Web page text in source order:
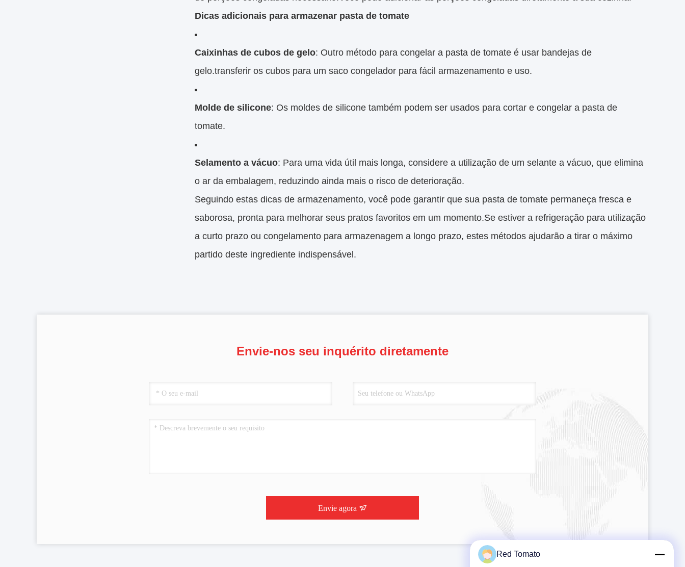
Dicas adicionais para armazenar pasta de tomate
Caixinhas de cubos de gelo: Outro método para congelar a pasta de tomate é usar bandejas de
gelo.transferir os cubos para um saco congelador para fácil armazenamento e uso.
Molde de silicone: Os moldes de silicone também podem ser usados para cortar e congelar a pasta de
tomate.
Selamento a vácuo: Para uma vida útil mais longa, considere a utilização de um selante a vácuo, que elimina
o ar da embalagem, reduzindo ainda mais o risco de deterioração.
Seguindo estas dicas de armazenamento, você pode garantir que sua pasta de tomate permaneça fresca e
saborosa, pronta para melhorar seus pratos favoritos em um momento.Se estiver a refrigeração para utilização
a curto prazo ou congelamento para armazenagem a longo prazo, estes métodos ajudarão a tirar o máximo
partido deste ingrediente indispensável.
Envie-nos seu inquérito diretamente
Envie agora
Red Tomato